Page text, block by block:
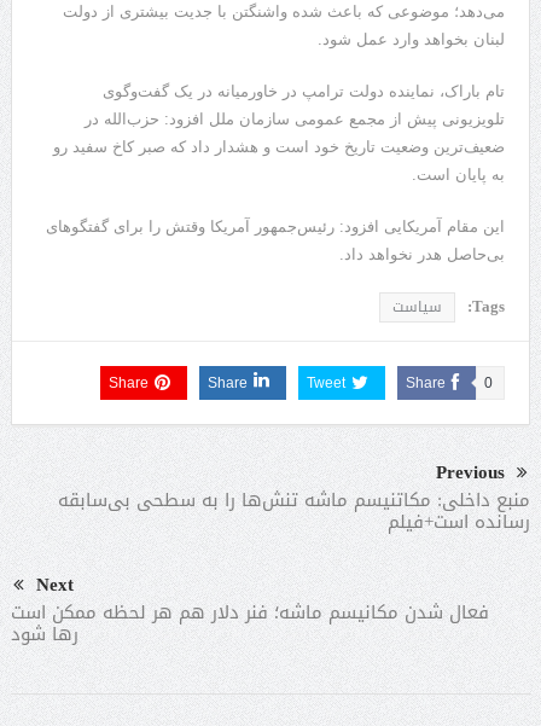
می‌دهد؛ موضوعی که باعث شده واشنگتن با جدیت بیشتری از دولت
لبنان بخواهد وارد عمل شود.
تام باراک، نماینده دولت ترامپ در خاورمیانه در یک گفت‌وگوی
تلویزیونی پیش از مجمع عمومی سازمان ملل افزود: حزب‌الله در
ضعیف‌ترین وضعیت تاریخ خود است و هشدار داد که صبر کاخ سفید رو
به پایان است.
این مقام آمریکایی افزود: رئیس‌جمهور آمریکا وقتش را برای گفتگوهای
بی‌حاصل هدر نخواهد داد.
Tags: سیاست
Share 0
Tweet
Share
Share
Previous
منبع داخلی: مکاتنیسم ماشه تنش‌ها را به سطحی بی‌سابقه
رسانده است+فیلم
Next
فعال شدن مکانیسم ماشه؛ فنر دلار هم هر لحظه ممکن است
رها شود